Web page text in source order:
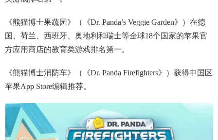
《熊猫博士果蔬园》（《Dr. Panda’s Veggie Garden》）在德
国、荷兰、西班牙、奥地利和瑞士等全球18个国家的苹果官
方应用商店的教育类游戏排名第一。
《熊猫博士消防车》（《Dr. Panda Firefighters》）获得中国区
苹果App Store编辑推荐。